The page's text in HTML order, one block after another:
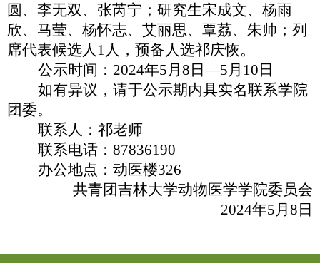
圆、李无双、张芮宁；研究生宋成文、杨雨
欣、马莹、杨怀志、艾丽思、覃荔、朱帅；列
席代表候选人 1 人，预备人选祁庆恢。
公示时间： 2024年5 月 8 日—5 月 10 日
如有异议，请于公示期内具实名联系学院
团委。
联系人：祁老师
联系电话： 87836190
办公地点：动医楼326
共青团吉林大学动物医学学院委员会
2024年5 月 8 日